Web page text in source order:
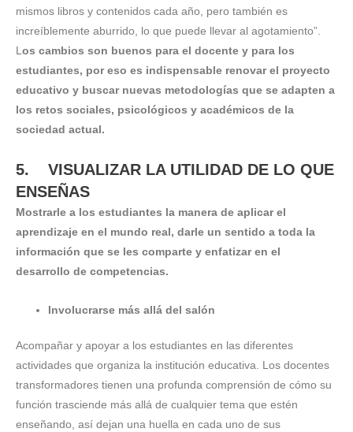
mismos libros y contenidos cada año, pero también es
increíblemente aburrido, lo que puede llevar al agotamiento”.
L os cambios son buenos para el docente y para los
estudiantes, por eso es indispensable renovar el proyecto
educativo y buscar nuevas metodologías que se adapten a
los retos sociales, psicológicos y académicos de la
sociedad actual.
5. VISUALIZAR LA UTILIDAD DE LO QUE
ENSEÑAS
Mostrarle a los estudiantes la manera de aplicar el
aprendizaje en el mundo real, darle un sentido a toda la
información que se les comparte y enfatizar en el
desarrollo de competencias.
Involucrarse más allá del salón
Acompañar y apoyar a los estudiantes en las diferentes
actividades que organiza la institución educativa. Los docentes
transformadores tienen una profunda comprensión de cómo su
función trasciende más allá de cualquier tema que estén
enseñando, así dejan una huella en cada uno de sus